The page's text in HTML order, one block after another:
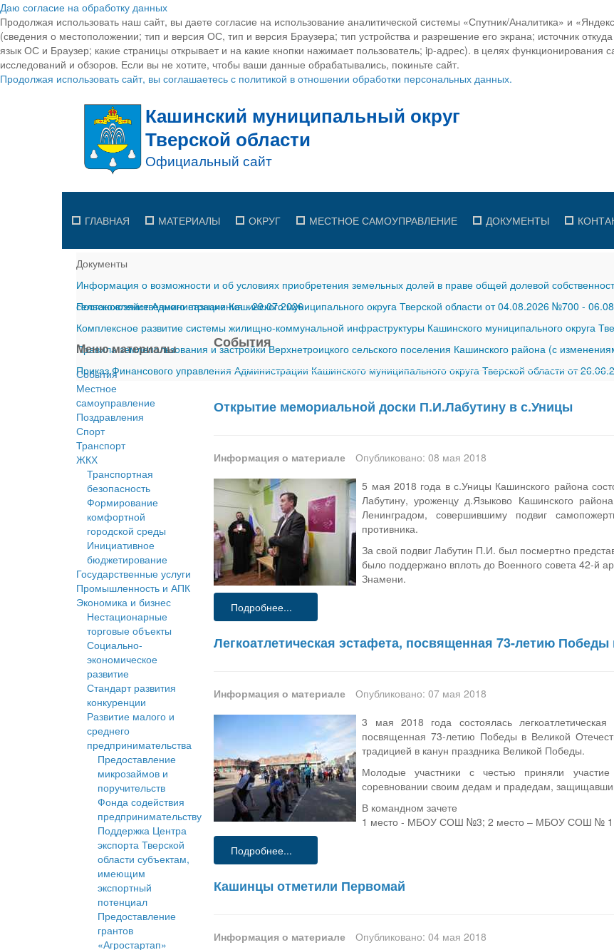
Даю согласие на обработку данных
Продолжая использовать наш сайт, вы даете согласие на использование аналитической системы «Спутник/Аналитика» и
(сведения о местоположении; тип и версия ОС, тип и версия Браузера; тип устройства и разрешение его экрана; источник
язык ОС и Браузер; какие страницы открывает и на какие кнопки нажимает пользователь; ip-адрес). в целях функционирования
исследований и обзоров. Если вы не хотите, чтобы ваши данные обрабатывались, покиньте сайт.
Продолжая использовать сайт, вы соглашаетесь с политикой в отношении обработки персональных данных.
ГЛАВНАЯ МАТЕРИАЛЫ ОКРУГ МЕСТНОЕ САМОУПРАВЛЕНИЕ ДОКУМЕНТЫ
Документы
Информация о возможности и об условиях приобретения земельных долей в праве общей долевой
сельскохозяйственного назначения-29.07.2026
Постановление Администрации Кашинского муниципального округа Тверской области от 04.08.2026 №700 -
Комплексное развитие системы жилищно-коммунальной инфраструктуры Кашинского муниципального округа
Правила землепользования и застройки Верхнетроицкого сельского поселения Кашинского района (с
Приказ Финансового управления Администрации Кашинского муниципального округа Тверской области от
Меню материалы
События
Местное
cамоуправление
Поздравления
Спорт
Транспорт
ЖКХ
Транспортная
безопасность
Формирование
комфортной
городской среды
Инициативное
бюджетирование
Государственные услуги
Промышленность и АПК
Экономика и бизнес
Нестационарные
торговые объекты
Социально-
экономическое
развитие
Стандарт развития
конкуренции
Развитие малого и
среднего
предпринимательства
Предоставление
микрозаймов и
поручительств
Фонда содействия
предпринимательству
Поддержка Центра
экспорта Тверской
области субъектам,
имеющим
экспортный
потенциал
Предоставление
грантов
«Агростартап»
События
Открытие мемориальной доски П.И.Лабутину в с.Уницы
Информация о материале
Опубликовано: 08 мая 2018
5 мая 2018 года в с.Уницы Кашинского района
Лабутину, уроженцу д.Языково Кашинского
Ленинградом, совершившиму подвиг
противника.
За свой подвиг Лабутин П.И. был посмертно
было поддержано вплоть до Военного совета 42-й
Знамени.
Подробнее...
Легкоатлетическая эстафета, посвященная 73-летию
Информация о материале
Опубликовано: 07 мая 2018
3 мая 2018 года состоялась
посвященная 73-летию Победы в Великой
традицией в канун праздника Великой Победы.
Молодые участники с честью приняли
соревновании своим дедам и прадедам,
В командном зачете
1 место - МБОУ СОШ №3; 2 место – МБОУ СОШ №
Подробнее...
Кашинцы отметили Первомай
Информация о материале
Опубликовано: 04 мая 2018